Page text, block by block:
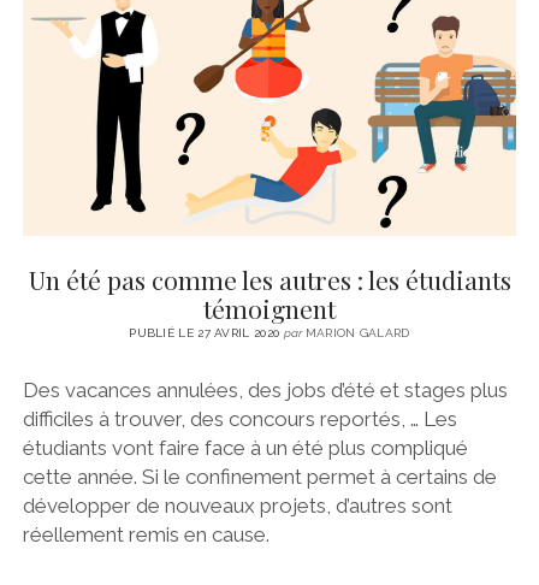
CINÉMA
LITTÉRATURE
ÉCONOMIE
SPORT
MÉDIAS
SANTÉ
instagram
email
Un été pas comme les autres : les étudiants
témoignent
PUBLIÉ LE 27 AVRIL 2020 parMARION GALARD
Des vacances annulées, des jobs d’été et stages plus
difficiles à trouver, des concours reportés, … Les
étudiants vont faire face à un été plus compliqué
cette année. Si le confinement permet à certains de
développer de nouveaux projets, d’autres sont
réellement remis en cause.